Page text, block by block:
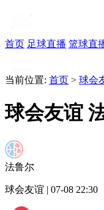
首页 足球直播 篮球直
当前位置: 首页 > 球会
球会友谊
法鲁尔
球会友谊 | 07-08 22:30